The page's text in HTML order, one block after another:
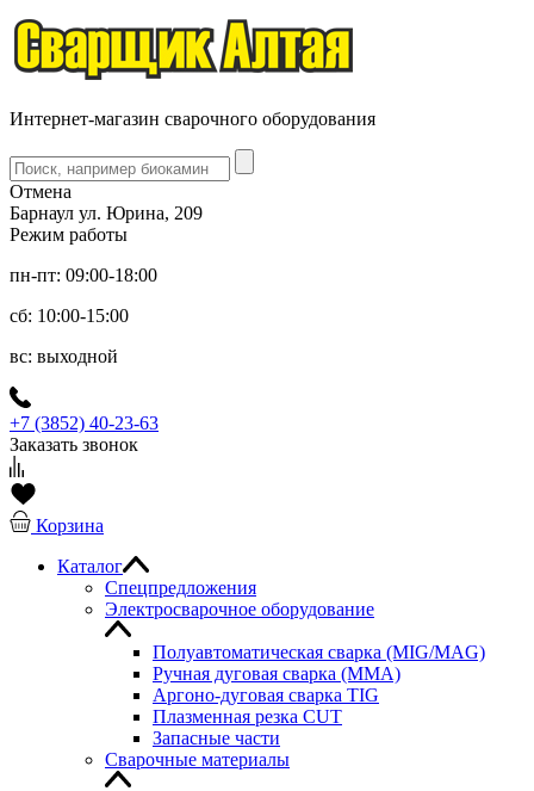
Интернет-магазин сварочного оборудования
Отмена
Барнаул ул. Юрина, 209
Режим работы
пн-пт: 09:00-18:00
сб: 10:00-15:00
вс: выходной
+7 (3852) 40-23-63
Заказать звонок
Корзина
Каталог
Спецпредложения
Электросварочное оборудование
Полуавтоматическая сварка (MIG/MAG)
Ручная дуговая сварка (MMA)
Аргоно-дуговая сварка TIG
Плазменная резка CUT
Запасные части
Сварочные материалы